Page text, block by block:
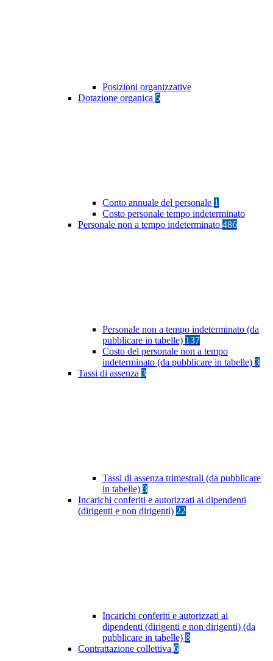
Posizioni organizzative
Dotazione organica 5
Conto annuale del personale 1
Costo personale tempo indeterminato
Personale non a tempo indeterminato 486
Personale non a tempo indeterminato (da
pubblicare in tabelle) 137
Costo del personale non a tempo
indeterminato (da pubblicare in tabelle) 3
Tassi di assenza 3
Tassi di assenza trimestrali (da pubblicare
in tabelle) 3
Incarichi conferiti e autorizzati ai dipendenti
(dirigenti e non dirigenti) 22
Incarichi conferiti e autorizzati ai
dipendenti (dirigenti e non dirigenti) (da
pubblicare in tabelle) 8
Contrattazione collettiva 6